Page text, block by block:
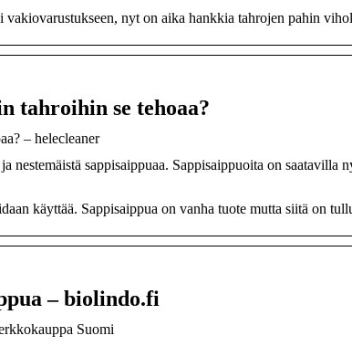
vakiovarustukseen, nyt on aika hankkia tahrojen pahin
tahroihin se tehoaa?
– helecleaner
sappisaippuaa. Sappisaippuoita on saatavilla
käyttää. Sappisaippua on vanha tuote mutta siitä on
– biolindo.fi
Suomi